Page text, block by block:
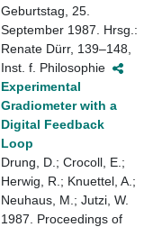
Geburtstag, 25.
September 1987. Hrsg.:
Renate Dürr, 139–148,
Inst. f. Philosophie
Experimental
Gradiometer with a
Digital Feedback
Loop
Drung, D.; Crocoll, E.;
Herwig, R.; Knuettel, A.;
Neuhaus, M.; Jutzi, W.
1987. Proceedings of